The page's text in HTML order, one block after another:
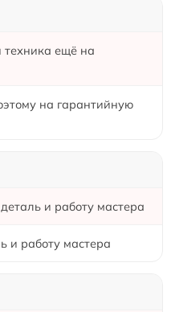
техника ещё на
на гарантийную
и работу мастера
и работу мастера